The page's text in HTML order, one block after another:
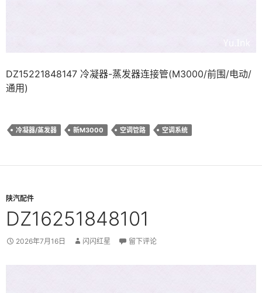
DZ15221848147 冷凝器-蒸发器连接管(M3000/前围/电动/
通用)
冷凝器/蒸发器 新M3000 空调管路 空调系统
陕汽配件
DZ16251848101
2026年7月16日 闪闪红星 留下评论